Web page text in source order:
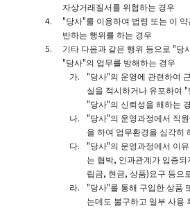
자상거래질서를 위협하는 경우
"당사"를 이용하여 법령 또는 이
반하는 행위를 하는 경우
기타 다음과 같은 행위 등으로 "당
"당사"의 업무를 방해하는 경우
"당사"의 운영에 관련하여
실을 적시하거나 유포하여
"당사"의 신뢰성을 해하는
"당사"의 운영과정에서 직
을 하여 업무환경을 심각히
"당사"의 운영과정에서 이
는 협박, 인과관계가 입증
립금, 현금, 상품)요구 등으
"당사"를 통해 구입한 상품
는데도 불구하고 일부 사용